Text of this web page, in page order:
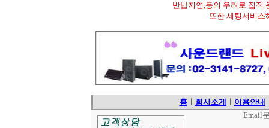
반납지연,등의 우려로 집적
또한 세팅서비스
홈ㅣ 회사소게 이용안내
Email